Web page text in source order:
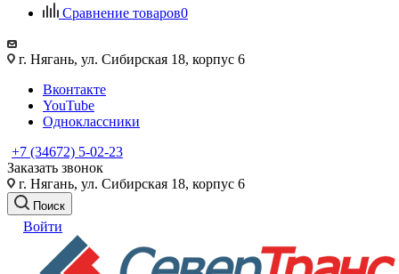
Сравнение товаров0
г. Нягань, ул. Сибирская 18, корпус 6
Вконтакте
YouTube
Одноклассники
+7 (34672) 5-02-23
Заказать звонок
г. Нягань, ул. Сибирская 18, корпус 6
Поиск
Войти